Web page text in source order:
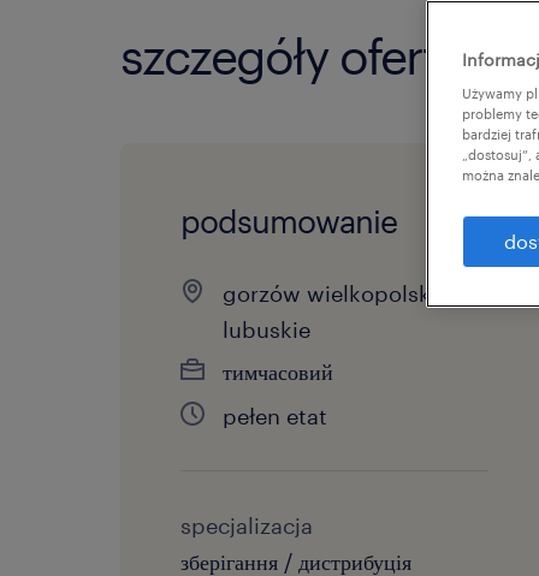
szczegóły oferty
podsumowanie
gorzów wielkopolski,
lubuskie
тимчасовий
pełen etat
specjalizacja
зберігання / дистрибуція
Używamy
problemy
bardziej
można